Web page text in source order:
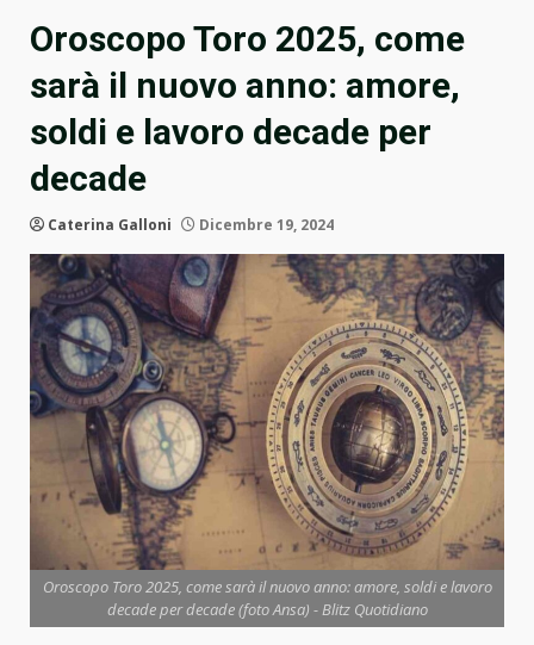
Oroscopo Toro 2025, come
sarà il nuovo anno: amore,
soldi e lavoro decade per
decade
Caterina Galloni Dicembre 19, 2024
Oroscopo Toro 2025, come sarà il nuovo anno: amore, soldi e lavoro
decade per decade (foto Ansa) - Blitz Quotidiano